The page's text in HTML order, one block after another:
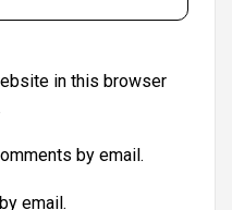
in this browser
by email.
email.